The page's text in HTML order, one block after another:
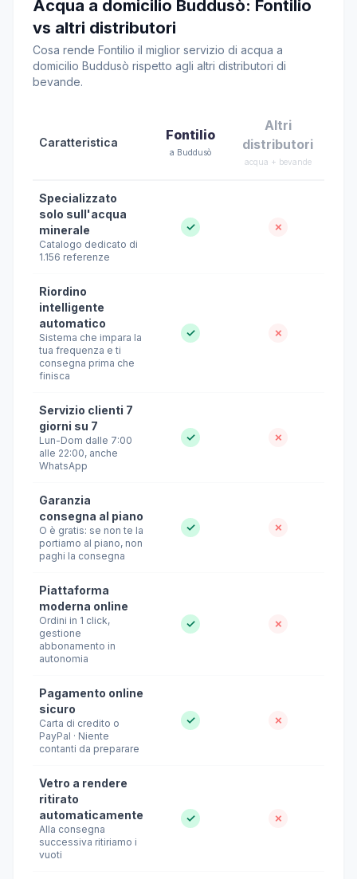
Acqua a domicilio Buddusò: Fontilio
vs altri distributori
Cosa rende Fontilio il miglior servizio di acqua a
domicilio Buddusò rispetto agli altri distributori di
bevande.
Caratteristica Fontilio
a Buddusò
Altri
distributori
acqua + bevande
Specializzato
solo sull'acqua
minerale
Catalogo dedicato di
1.156 referenze
✓ ✗
Riordino
intelligente
automatico
Sistema che impara la
tua frequenza e ti
consegna prima che
finisca
✓ ✗
Servizio clienti 7
giorni su 7
Lun-Dom dalle 7:00
alle 22:00, anche
WhatsApp
✓ ✗
Garanzia
consegna al piano
O è gratis: se non te la
portiamo al piano, non
paghi la consegna
✓ ✗
Piattaforma
moderna online
Ordini in 1 click,
gestione
abbonamento in
autonomia
✓ ✗
Pagamento online
sicuro
Carta di credito o
PayPal · Niente
contanti da preparare
✓ ✗
Vetro a rendere
ritirato
automaticamente
Alla consegna
successiva ritiriamo i
vuoti
✓ ✗